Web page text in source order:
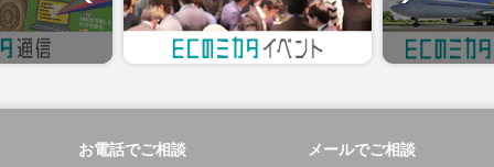
お電話でご相談 メールでご相談